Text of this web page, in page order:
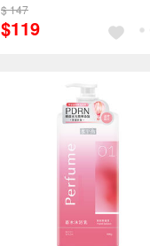
$ 147
$119